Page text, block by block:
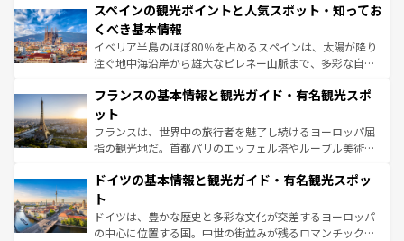
ろん、トスカーナの美しい田園風景やアマルフィ海岸の絶
景など、自然景観も見逃せない。観光の合間には、本場の
ピザやパスタなど、絶品のイタリア料理を堪能することも
できる。朝目覚めてから夜眠るまで、すべての瞬間を楽し
なお、新着のイタリア情報はコンテンツ一覧を参照してほ
しい。
スペインの観光ポイントと人気スポット・知ってお
くべき基本情報
イベリア半島のほぼ80％を占めるスペインは、太陽が降り
注ぐ地中海沿岸から雄大なピレネー山脈まで、多彩な自然
文化が根付くこの国では、情熱的なフラメンコ、熱気あふ
れる闘牛、そして美味しいタパスが生活の一部となってい
る。首都マドリードの洗練された雰囲気や、バルセロナの
アートに溢れた街角から、地方では古代ローマ遺跡や中世
せる。地方によって風土や気候が異なるスペインはその個
ンテンツ一覧 を参照してほしい。
フランスの基本情報と観光ガイド・有名観光スポ
ット
フランスは、世界中の旅行者を魅了し続けるヨーロッパ屈
指の観光地だ。首都パリのエッフェル塔やルーブル美術館
で、幅広い魅力が詰まっている。華麗な宮殿、歴史的な大
聖堂、美しいビーチ、そして豊かな自然が、訪れる者を心
から魅了する。また、フランスは美食の国としても知ら
れ、フランス料理はユネスコ無形文化遺産にも登録されて
ドイツの基本情報と観光ガイド・有名観光スポッ
ト
ドイツは、豊かな歴史と多彩な文化が交差するヨーロッパ
の中心に位置する国。中世の街並みが残るロマンチック街